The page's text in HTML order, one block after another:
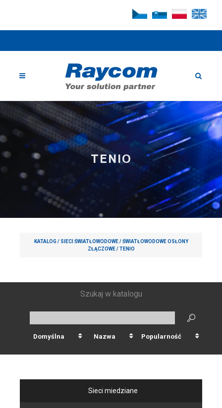
TENIO
KATALOG / SIECI ŚWIATŁOWODOWE/ŚWIATŁOWODOWE OSŁONY
ZŁĄCZOWE/TENIO
Szukaj w katalogu
Domyślna Nazwa Popularność
Sieci miedziane